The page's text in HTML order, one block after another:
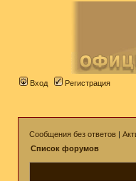
Вход Регистрация
Сообщения без ответов |
Список форумов